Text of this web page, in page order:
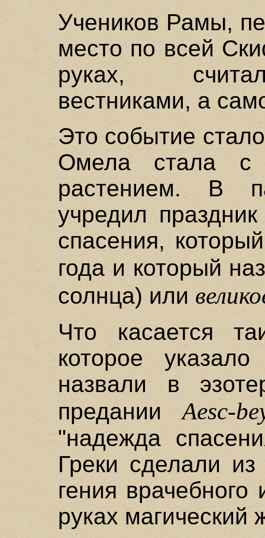
Учеников Рамы,
место по всей
руках,
вестниками, а
Это событие
Омела стала с
растением. В
учредил
спасения,
года и который
солнца) или
Что касается
которое
назвали в
преданииAesc-
"надежда
Греки сделали
гения врачебного
руках магический